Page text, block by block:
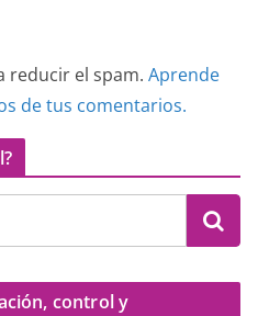
reducir el spam. Aprende
de tus comentarios.
control y